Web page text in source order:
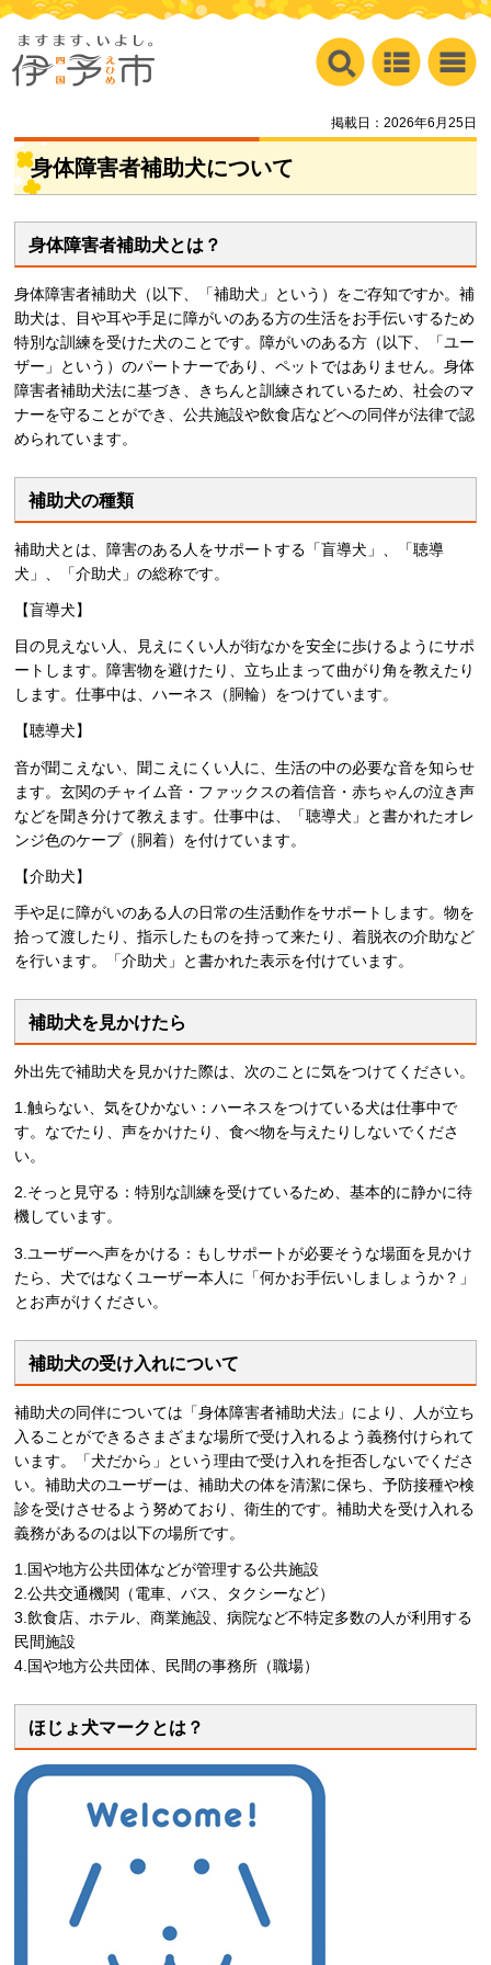
掲載日：2026年6月25日
身体障害者補助犬について
身体障害者補助犬とは？
身体障害者補助犬（以下、「補助犬」という）をご存知ですか。補
助犬は、目や耳や手足に障がいのある方の生活をお手伝いするため
特別な訓練を受けた犬のことです。障がいのある方（以下、「ユー
ザー」という）のパートナーであり、ペットではありません。身体
障害者補助犬法に基づき、きちんと訓練されているため、社会のマ
ナーを守ることができ、公共施設や飲食店などへの同伴が法律で認
められています。
補助犬の種類
補助犬とは、障害のある人をサポートする「盲導犬」、「聴導
犬」、「介助犬」の総称です。
【盲導犬】
目の見えない人、見えにくい人が街なかを安全に歩けるようにサポ
ートします。障害物を避けたり、立ち止まって曲がり角を教えたり
します。仕事中は、ハーネス（胴輪）をつけています。
【聴導犬】
音が聞こえない、聞こえにくい人に、生活の中の必要な音を知らせ
ます。玄関のチャイム音・ファックスの着信音・赤ちゃんの泣き声
などを聞き分けて教えます。仕事中は、「聴導犬」と書かれたオレ
ンジ色のケープ（胴着）を付けています。
【介助犬】
手や足に障がいのある人の日常の生活動作をサポートします。物を
拾って渡したり、指示したものを持って来たり、着脱衣の介助など
を行います。「介助犬」と書かれた表示を付けています。
補助犬を見かけたら
外出先で補助犬を見かけた際は、次のことに気をつけてください。
1.触らない、気をひかない：ハーネスをつけている犬は仕事中で
す。なでたり、声をかけたり、食べ物を与えたりしないでくださ
い。
2.そっと見守る：特別な訓練を受けているため、基本的に静かに待
機しています。
3.ユーザーへ声をかける：もしサポートが必要そうな場面を見かけ
たら、犬ではなくユーザー本人に「何かお手伝いしましょうか？」
とお声がけください。
補助犬の受け入れについて
補助犬の同伴については「身体障害者補助犬法」により、人が立ち
入ることができるさまざまな場所で受け入れるよう義務付けられて
います。「犬だから」という理由で受け入れを拒否しないでくださ
い。補助犬のユーザーは、補助犬の体を清潔に保ち、予防接種や検
診を受けさせるよう努めており、衛生的です。補助犬を受け入れる
義務があるのは以下の場所です。
1.国や地方公共団体などが管理する公共施設
2.公共交通機関（電車、バス、タクシーなど）
3.飲食店、ホテル、商業施設、病院など不特定多数の人が利用する
民間施設
4.国や地方公共団体、民間の事務所（職場）
ほじょ犬マークとは？